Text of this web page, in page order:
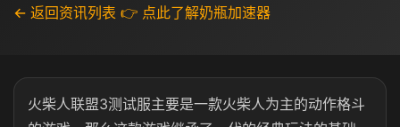
← 返回资讯列表 👉 点此了解奶瓶加速器
火柴人联盟3测试服主要是一款火柴人为主的动作格斗